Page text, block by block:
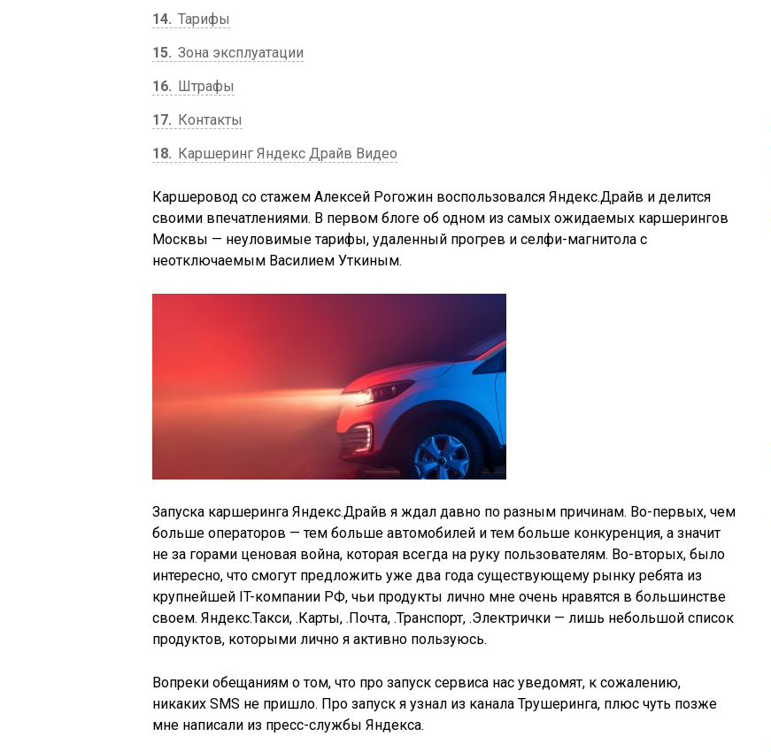
14 Тарифы
15 Зона эксплуатации
16
Штрафы
17
Контакты
18
Каршеринг Яндекс Драйв Видео
Каршеровод со стажем Алексей Рогожин воспользовался Яндекс.Драйв и делится
своими впечатлениями. В первом блоге об одном из самых ожидаемых каршерингов
Москвы — неуловимые тарифы, удаленный прогрев и селфи-магнитола с
неотключаемым Василием Уткиным.
Запуска каршеринга Яндекс.Драйв я ждал давно по разным причинам. Во-первых, чем
больше операторов — тем больше автомобилей и тем больше конкуренция, а значит
не за горами ценовая война, которая всегда на руку пользователям. Во-вторых, было
интересно, что смогут предложить уже два года существующему рынку ребята из
крупнейшей IT-компании РФ, чьи продукты лично мне очень нравятся в большинстве
своем. Яндекс.Такси, .Карты, .Почта, .Транспорт, .Электрички — лишь небольшой список
продуктов, которыми лично я активно пользуюсь.
Вопреки обещаниям о том, что про запуск сервиса нас уведомят, к сожалению,
никаких SMS не пришло. Про запуск я узнал из канала Трушеринга, плюс чуть позже
мне написали из пресс-службы Яндекса.